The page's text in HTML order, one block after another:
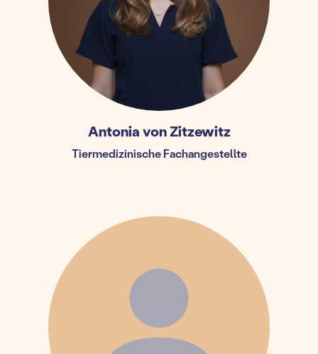
Antonia von Zitzewitz
Tiermedizinische Fachangestellte